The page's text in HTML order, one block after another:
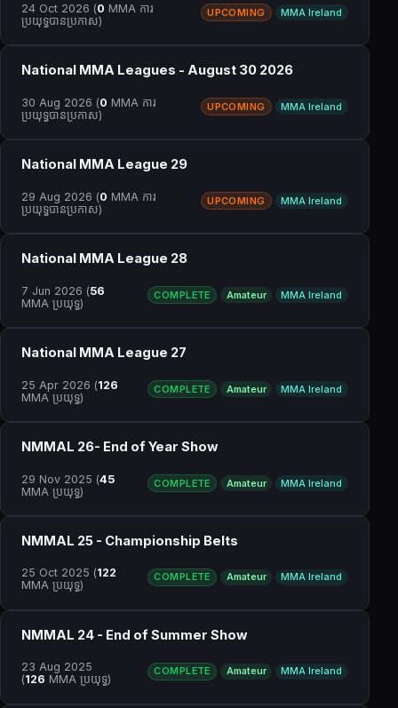
24 Oct 2026 (0 MMA ការ
ប្រយុទ្ធបានប្រកាស)
UPCOMING MMA Ireland
30 Aug 2026 (0 MMA ការ
ប្រយុទ្ធបានប្រកាស)
National MMA Leagues - August 30 2026
UPCOMING MMA Ireland
29 Aug 2026 (0 MMA ការ
ប្រយុទ្ធបានប្រកាស)
National MMA League 29
UPCOMING MMA Ireland
7 Jun 2026 (56
MMA ប្រយុទ្ធ)
National MMA League 28
COMPLETE Amateur MMA Ireland
25 Apr 2026 (126
MMA ប្រយុទ្ធ)
National MMA League 27
COMPLETE Amateur MMA Ireland
29 Nov 2025 (45
MMA ប្រយុទ្ធ)
NMMAL 26- End of Year Show
COMPLETE Amateur MMA Ireland
25 Oct 2025 (122
MMA ប្រយុទ្ធ)
NMMAL 25 - Championship Belts
COMPLETE Amateur MMA Ireland
23 Aug 2025
(126 MMA ប្រយុទ្ធ)
NMMAL 24 - End of Summer Show
COMPLETE Amateur MMA Ireland